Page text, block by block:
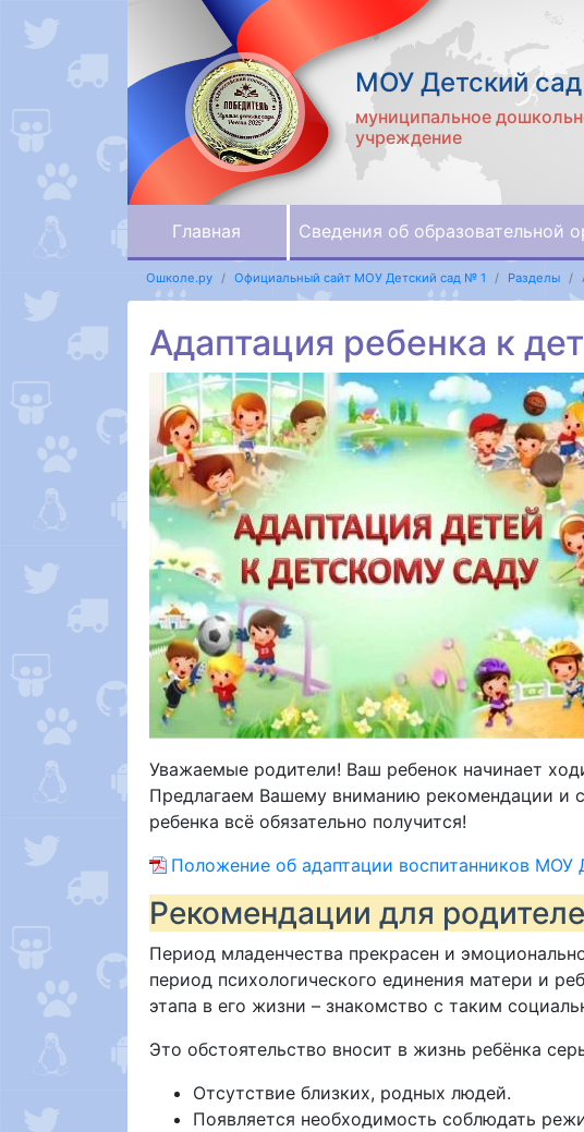
МОУ Детский
муниципальное
учреждение
Главная Сведения об образовательной
Ошколе.ру Официальный сайт МОУ Детский сад № 1 Разделы
Адаптация ребенка к
Уважаемые родители! Ваш ребенок начинает
Предлагаем Вашему вниманию рекомендации и
ребенка всё обязательно получится!
Положение об адаптации воспитанников МОУ
Рекомендации для
Период младенчества прекрасен и
период психологического единения матери и
этапа в его жизни – знакомство с таким
Это обстоятельство вносит в жизнь ребёнка
Отсутствие близких, родных людей.
Появляется необходимость соблюдать